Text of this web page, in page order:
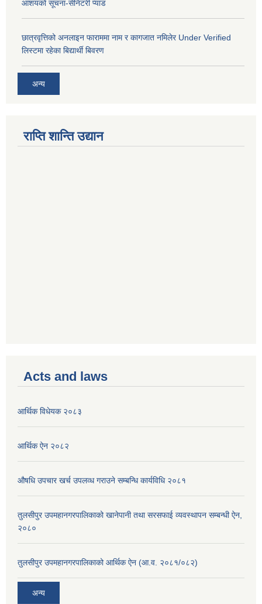
आशयको सूचना-सेनिटरी प्याड
छात्रवृत्तिको अनलाइन फाराममा नाम र कागजात नमिलेर Under Verified
लिस्टमा रहेका बिद्यार्थी बिवरण
अन्य
राप्ति शान्ति उद्यान
Acts and laws
आर्थिक विधेयक २०८३
आर्थिक ऐन २०८२
औषधि उपचार खर्च उपलव्ध गराउने सम्बन्धि कार्यविधि २०८१
तुलसीपुर उपमहानगरपालिकाको खानेपानी तथा सरसफाई व्यवस्थापन सम्बन्धी ऐन,
२०८०
तुलसीपुर उपमहानगरपालिकाको आर्थिक ऐन (आ.व. २०८१/०८२)
अन्य